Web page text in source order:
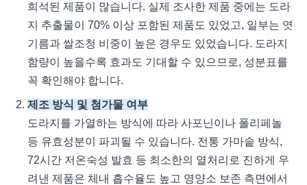
희석된 제품이 많습니다. 실제 조사한 제품 중에는 도라
지 추출물이 70% 이상 포함된 제품도 있었고, 일부는 엿
기름과 쌀조청 비중이 높은 경우도 있었습니다. 도라지
함량이 높을수록 효과도 기대할 수 있으므로, 성분표를
꼭 확인해야 합니다.
제조 방식 및 첨가물 여부
도라지를 가열하는 방식에 따라 사포닌이나 폴리페놀
등 유효성분이 파괴될 수 있습니다. 전통 가마솥 방식,
72시간 저온숙성 발효 등 최소한의 열처리로 진하게 우
려낸 제품은 체내 흡수율도 높고 영양소 보존 측면에서